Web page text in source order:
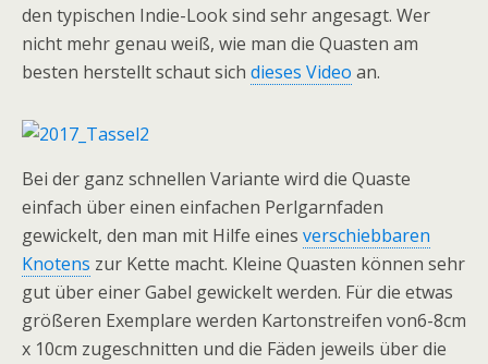
den typischen Indie-Look sind sehr angesagt. Wer
nicht mehr genau weiß, wie man die Quasten am
besten herstellt schaut sich dieses Video an.
Bei der ganz schnellen Variante wird die Quaste
einfach über einen einfachen Perlgarnfaden
gewickelt, den man mit Hilfe eines verschiebbaren
Knotens zur Kette macht. Kleine Quasten können sehr
gut über einer Gabel gewickelt werden. Für die etwas
größeren Exemplare werden Kartonstreifen von6-8cm
x 10cm zugeschnitten und die Fäden jeweils über die